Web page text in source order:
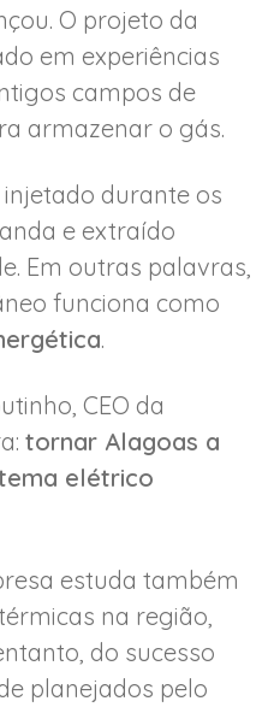
O projeto da
em experiências
campos de
armazenar o gás.
durante os
e extraído
Em outras palavras,
funciona como
.
CEO da
tornar Alagoas a
elétrico
estuda também
na região,
do sucesso
planejados pelo